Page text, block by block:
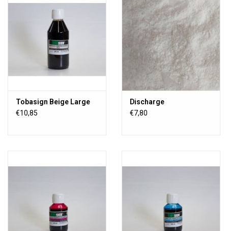
Tobasign Beige Large
€10,85
Discharge
€7,80